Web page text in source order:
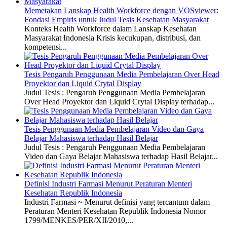
Memetakan Lanskap Health Workforce dengan VOSviewer:
Fondasi Empiris untuk Judul Tesis Kesehatan Masyarakat
Konteks Health Workforce dalam Lanskap Kesehatan
Masyarakat Indonesia Krisis kecukupan, distribusi, dan
kompetensi...
Tesis Pengaruh Penggunaan Media Pembelajaran Over Head
Proyektor dan Liquid Crytal Display
Judul Tesis : Pengaruh Penggunaan Media Pembelajaran
Over Head Proyektor dan Liquid Crytal Display terhadap...
Tesis Penggunaan Media Pembelajaran Video dan Gaya
Belajar Mahasiswa terhadap Hasil Belajar
Judul Tesis : Pengaruh Penggunaan Media Pembelajaran
Video dan Gaya Belajar Mahasiswa terhadap Hasil Belajar...
Definisi Industri Farmasi Menurut Peraturan Menteri
Kesehatan Republik Indonesia
Industri Farmasi ~ Menurut definisi yang tercantum dalam
Peraturan Menteri Kesehatan Republik Indonesia Nomor
1799/MENKES/PER/XII/2010,...